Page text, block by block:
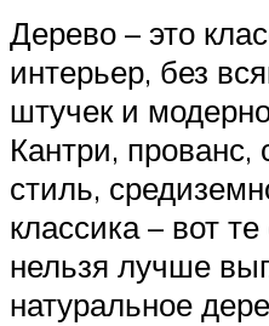
Дерево – это
интерьер, без
штучек и
Кантри, прованс,
стиль,
классика – вот
нельзя лучше
натуральное